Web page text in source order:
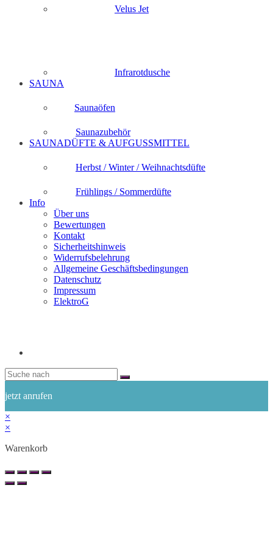
Velus Jet
Infrarotdusche
SAUNA
Saunaöfen
Saunazubehör
SAUNADÜFTE & AUFGUSSMITTEL
Herbst / Winter / Weihnachtsdüfte
Frühlings / Sommerdüfte
Info
Über uns
Bewertungen
Kontakt
Sicherheitshinweis
Widerrufsbelehrung
Allgemeine Geschäftsbedingungen
Datenschutz
Impressum
ElektroG
jetzt anrufen
×
×
Warenkorb